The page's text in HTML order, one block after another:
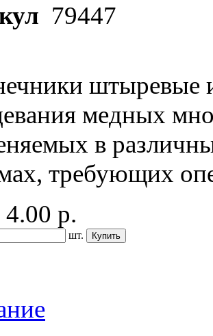
79447
штыревые
медных
в
требующих
р.
шт.